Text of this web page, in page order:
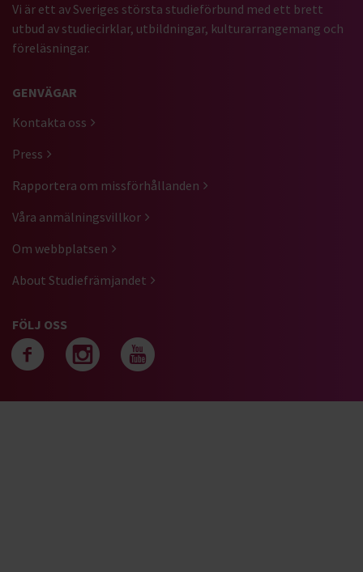
Vi är ett av Sveriges största studieförbund med ett brett
utbud av studiecirklar, utbildningar, kulturarrangemang och
föreläsningar.
GENVÄGAR
Kontakta oss
Press
Rapportera om missförhållanden
Våra anmälningsvillkor
Om webbplatsen
About Studiefrämjandet
FÖLJ OSS
Följ oss på facebook
Följ oss på
Följ oss på